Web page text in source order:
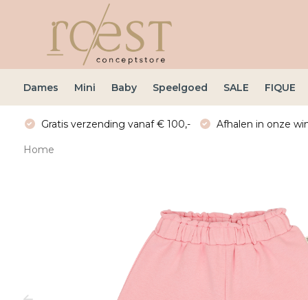
Dames Mini Baby Speelgoed SALE FIQUE
Gratis verzending vanaf € 100,- Afhalen in onze
Home